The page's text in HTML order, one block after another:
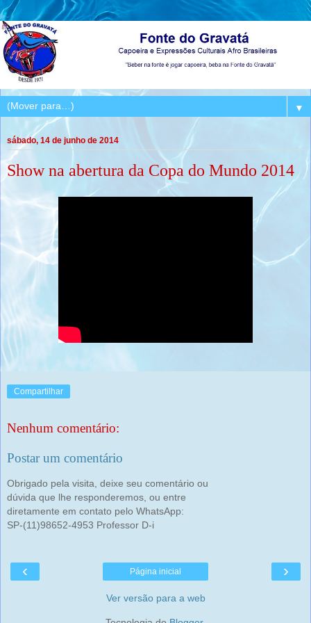
▼
sábado, 14 de junho de 2014
Show na abertura da Copa do Mundo 2014
Compartilhar
Nenhum comentário:
Postar um comentário
Obrigado pela visita, deixe seu comentário ou
dúvida que lhe responderemos, ou entre
diretamente em contato pelo WhatsApp:
SP-(11)98652-4953 Professor D-i
‹ ›
Página inicial
Ver versão para a web